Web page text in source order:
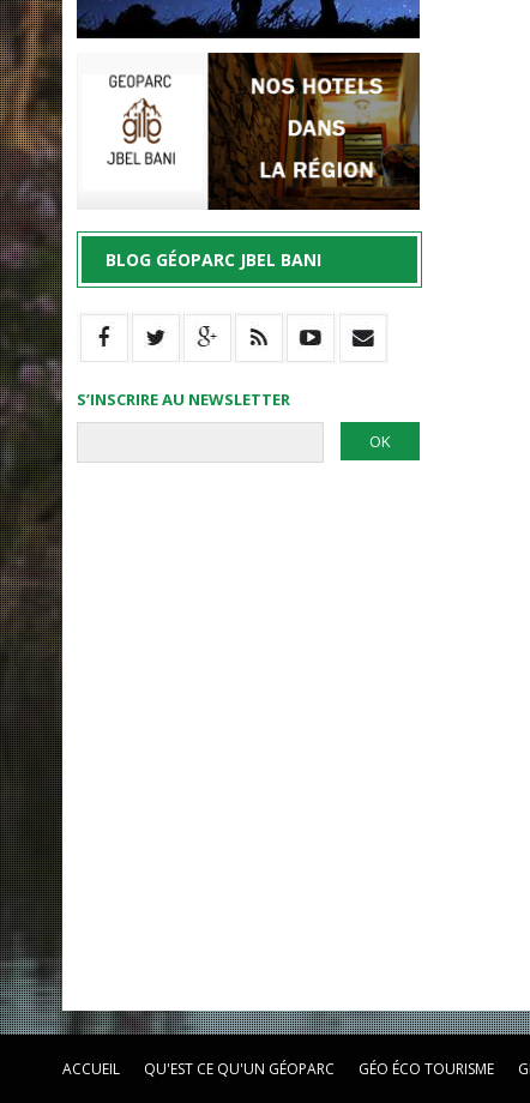
BLOG GÉOPARC JBEL BANI
S’INSCRIRE AU NEWSLETTER
ACCUEIL QU'EST CE QU'UN GÉOPARC GÉO ÉCO TOURISME